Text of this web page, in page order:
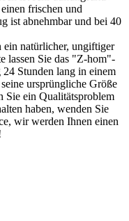
frischen und
ist abnehmbar und bei 40
ein natürlicher, ungiftiger
lassen Sie das "Z-hom"-
Stunden lang in einem
ursprüngliche Größe
Sie ein Qualitätsproblem
haben, wenden Sie
wir werden Ihnen einen